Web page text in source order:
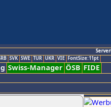
SVK SWE TUR UKR VIE FontSize:11pt
Swiss-Manager ÖSB FIDE